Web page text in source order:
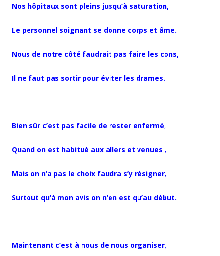
Nos hôpitaux sont pleins jusqu’à saturation,
Le personnel soignant se donne corps et âme.
Nous de notre côté faudrait pas faire les cons,
Il ne faut pas sortir pour éviter les drames.
Bien sûr c’est pas facile de rester enfermé,
Quand on est habitué aux allers et venues ,
Mais on n’a pas le choix faudra s’y résigner,
Surtout qu’à mon avis on n’en est qu’au début.
Maintenant c’est à nous de nous organiser,